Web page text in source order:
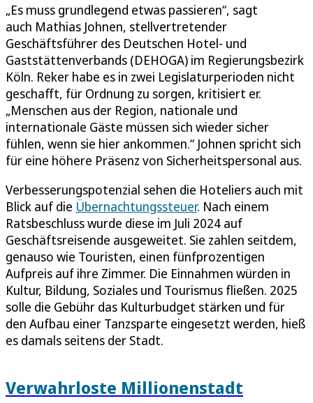
„Es muss grundlegend etwas passieren“, sagt
auch Mathias Johnen, stellvertretender
Geschäftsführer des Deutschen Hotel- und
Gaststättenverbands (DEHOGA) im Regierungsbezirk
Köln. Reker habe es in zwei Legislaturperioden nicht
geschafft, für Ordnung zu sorgen, kritisiert er.
„Menschen aus der Region, nationale und
internationale Gäste müssen sich wieder sicher
fühlen, wenn sie hier ankommen.“ Johnen spricht sich
für eine höhere Präsenz von Sicherheitspersonal aus.
Verbesserungspotenzial sehen die Hoteliers auch mit
Blick auf die Übernachtungssteuer. Nach einem
Ratsbeschluss wurde diese im Juli 2024 auf
Geschäftsreisende ausgeweitet. Sie zahlen seitdem,
genauso wie Touristen, einen fünfprozentigen
Aufpreis auf ihre Zimmer. Die Einnahmen würden in
Kultur, Bildung, Soziales und Tourismus fließen. 2025
solle die Gebühr das Kulturbudget stärken und für
den Aufbau einer Tanzsparte eingesetzt werden, hieß
es damals seitens der Stadt.
Verwahrloste Millionenstadt